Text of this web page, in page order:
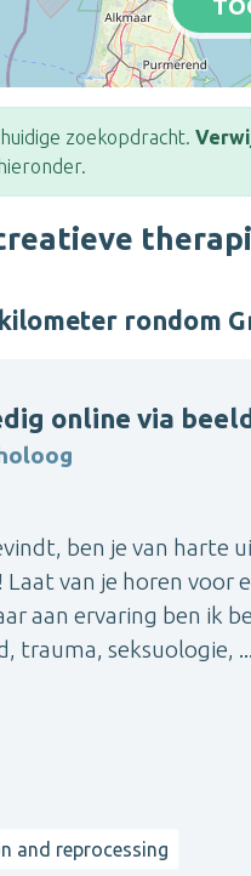
zoekopdracht.
rondom
online via
ben je van harte
van je horen voor
aan ervaring ben ik
trauma, seksuologie,
and reprocessing